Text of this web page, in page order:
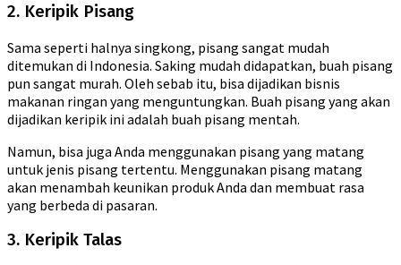
2. Keripik Pisang
Sama seperti halnya singkong, pisang sangat mudah
ditemukan di Indonesia. Saking mudah didapatkan, buah pisang
pun sangat murah. Oleh sebab itu, bisa dijadikan bisnis
makanan ringan yang menguntungkan. Buah pisang yang akan
dijadikan keripik ini adalah buah pisang mentah.
Namun, bisa juga Anda menggunakan pisang yang matang
untuk jenis pisang tertentu. Menggunakan pisang matang
akan menambah keunikan produk Anda dan membuat rasa
yang berbeda di pasaran.
3. Keripik Talas